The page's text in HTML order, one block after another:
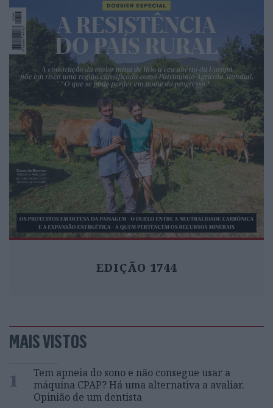
EDIÇÃO 1744
MAIS VISTOS
1
Tem apneia do sono e não consegue usar a
máquina CPAP? Há uma alternativa a avaliar.
Opinião de um dentista